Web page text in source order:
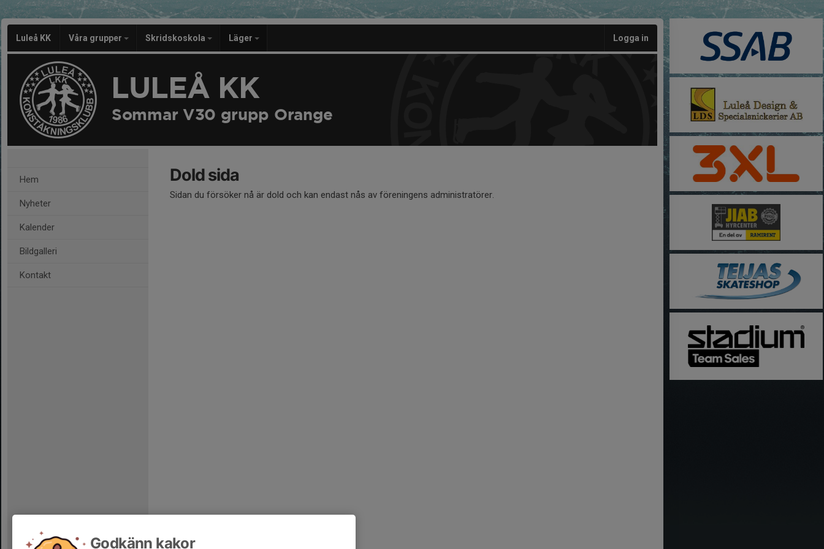
Luleå KK Våra grupper Skridskoskola Läger Logga in
LULEÅ KK
Sommar V30 grupp Orange
Hem
Nyheter
Kalender
Bildgalleri
Kontakt
Dold sida
Sidan du försöker nå är dold och kan endast nås av föreningens administratörer.
Godkänn kakor